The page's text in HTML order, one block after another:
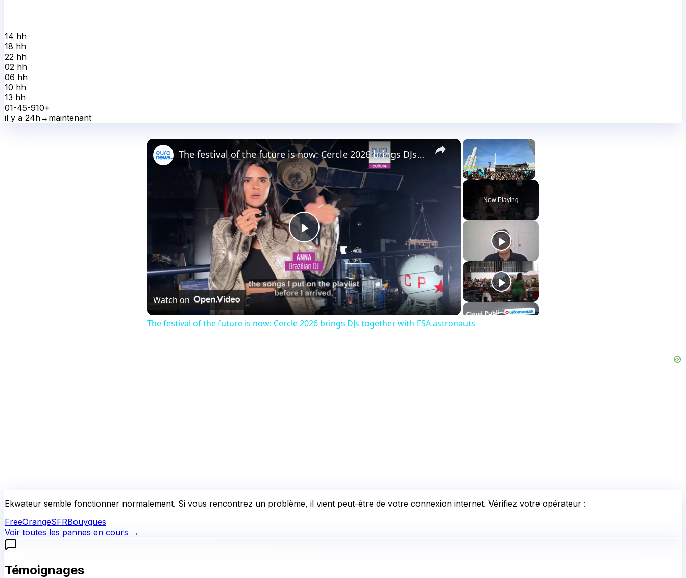
14 hh
18 hh
22 hh
02 hh
06 hh
10 hh
13 hh
01-45-910+
il y a 24h→ maintenant
×
Unmute Fullscreen
Now Playing
×
Play
Video
The festival of the future is now: Cercle 2026 brings DJs together with ESA astronauts
Watch on
The festival of the future is now: Cercle 2026 brings DJs together with ESA astronauts
Ekwateur semble fonctionner normalement. Si vous rencontrez un problème, il vient peut-être de votre connexion internet. Vérifiez votre opérateur :
FreeOrangeSFRBouygues
Voir toutes les pannes en cours →
Témoignages